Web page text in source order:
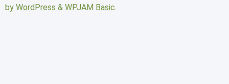
by WordPress & WPJAM Basic.